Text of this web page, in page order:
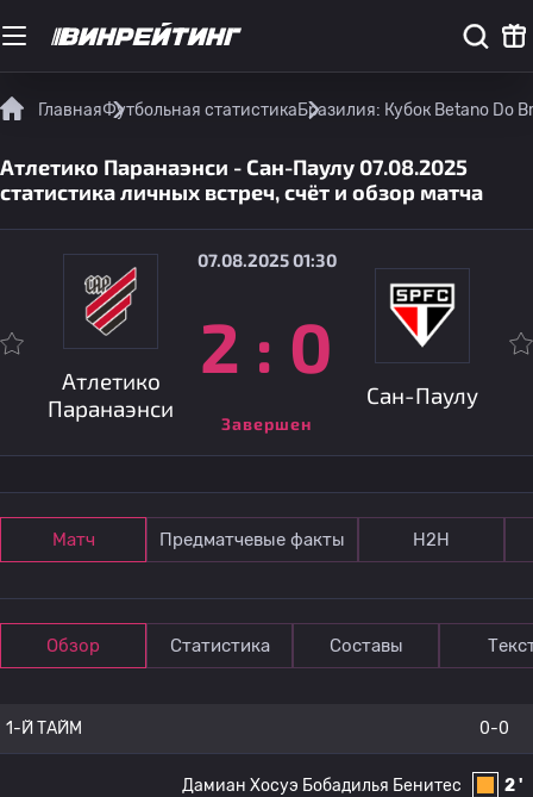
ГлавнаяФутбольная статистикаБразилия: Кубок Betano Do
Атлетико Паранаэнси - Сан-Паулу 07.08.2025
статистика личных встреч, счёт и обзор матча
Атлетико
Паранаэнси
07.08.2025 01:30
2 : 0
Завершен
Сан-Паулу
Матч Предматчевые факты Н2Н
Обзор Статистика Составы
1-Й ТАЙМ 0-0
2 '
Дамиан Хосуэ Бобадилья Бенитес